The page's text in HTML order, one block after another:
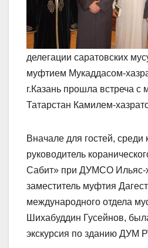
делегации саратовских
муфтием Мукаддасом-
г.Казань прошла встреча с
Татарстан Камилем-
Вначале для гостей,
руководитель
Сабит» при ДУМСО Ильяс-
заместитель муфтия
международного отдела
Шихабуддин Гусейнов,
экскурсия по зданию ДУМ